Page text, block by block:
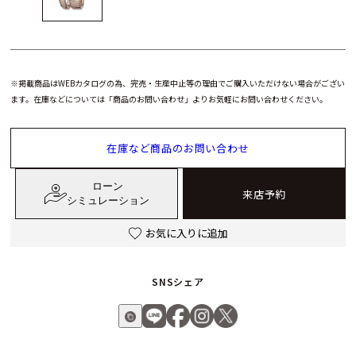
※掲載商品はWEBカタログの為、完売・生産中止等の理由でご購入いただけない場合がござい
ます。在庫などについては「商品のお問い合わせ」よりお気軽にお問い合わせください。
在庫など商品のお問い合わせ
ローン
シミュレーション
来店予約
お気に入りに追加
SNSシェア